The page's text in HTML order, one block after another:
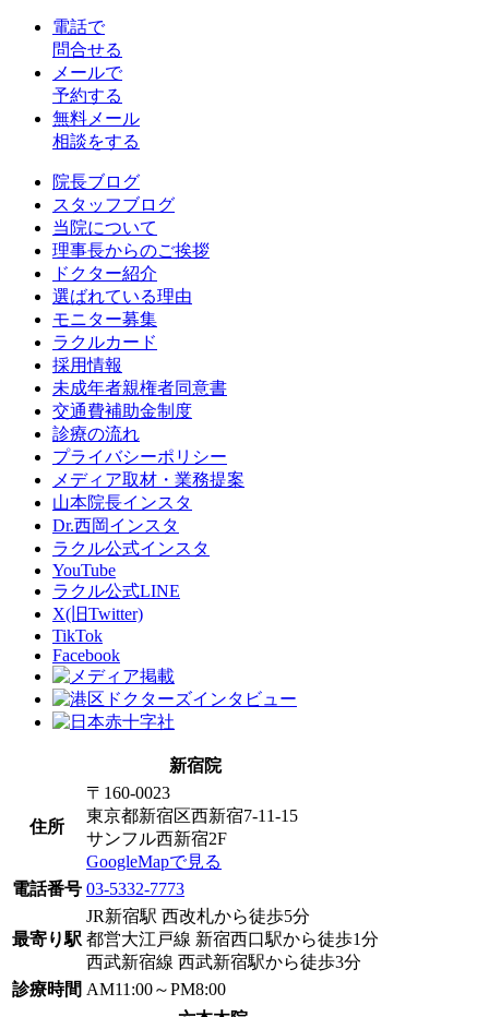
電話で
問合せる
メールで
予約する
無料メール
相談をする
院長ブログ
スタッフブログ
当院について
理事長からのご挨拶
ドクター紹介
選ばれている理由
モニター募集
ラクルカード
採用情報
未成年者親権者同意書
交通費補助金制度
診療の流れ
プライバシーポリシー
メディア取材・業務提案
山本院長インスタ
Dr.西岡インスタ
ラクル公式インスタ
YouTube
ラクル公式LINE
X(旧Twitter)
TikTok
Facebook
新宿院
住所
〒160-0023
東京都新宿区西新宿7-11-15
サンフル西新宿2F
GoogleMapで見る
電話番号 03-5332-7773
最寄り駅
JR新宿駅 西改札から徒歩5分
都営大江戸線 新宿西口駅から徒歩1分
西武新宿線 西武新宿駅から徒歩3分
診療時間 AM11:00～PM8:00